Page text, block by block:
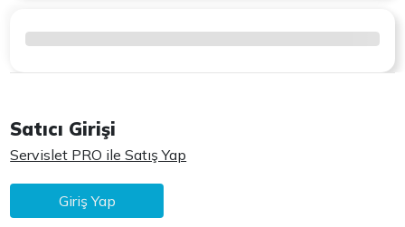
Satıcı Girişi
Servislet PRO ile Satış Yap
Giriş Yap